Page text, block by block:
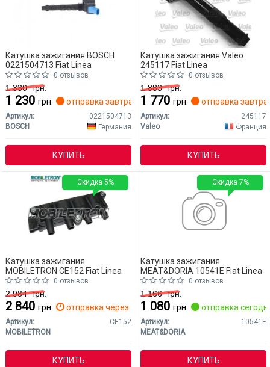
Катушка зажигания BOSCH
0221504713 Fiat Linea
0 отзывов
1 330грн.
1 230 грн. отправка завтра
Артикул:
0221504713
BOSCH
Германия
КУПИТЬ
Катушка зажигания Valeo
245117 Fiat Linea
0 отзывов
1 883грн.
1 770 грн. отправка завтра
Артикул:
245117
Valeo
Франция
КУПИТЬ
Катушка зажигания
MOBILETRON CE152 Fiat Linea
0 отзывов
2 984грн.
2 840 грн. отправка через 2 дн.
Артикул:
CE152
MOBILETRON
КУПИТЬ
Скидка 5%
Катушка зажигания
MEAT&DORIA 10541E Fiat Linea
0 отзывов
1 166грн.
1 080 грн. отправка
Артикул:
10541E
MEAT&DORIA
КУПИТЬ
Скидка 7%